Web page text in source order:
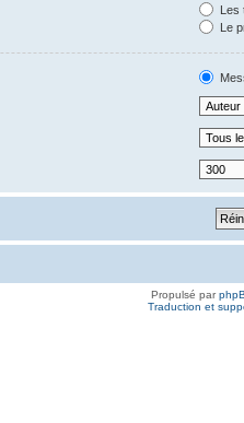
Les
Le
Propulsé par
Traduction et